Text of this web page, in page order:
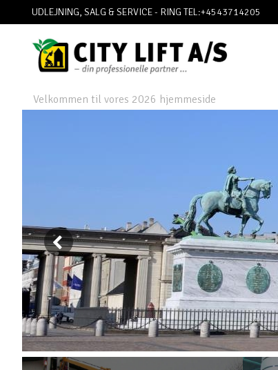
UDLEJNING, SALG & SERVICE - RING TEL:+4543714205
Velkommen til vores 2026 hjemmeside